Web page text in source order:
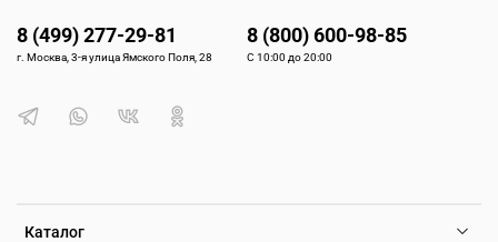
Каталог
8 (499) 277-29-81
г. Москва, 3-я улица Ямского Поля, 28
8 (800) 600-98-85
С 10:00 до 20:00